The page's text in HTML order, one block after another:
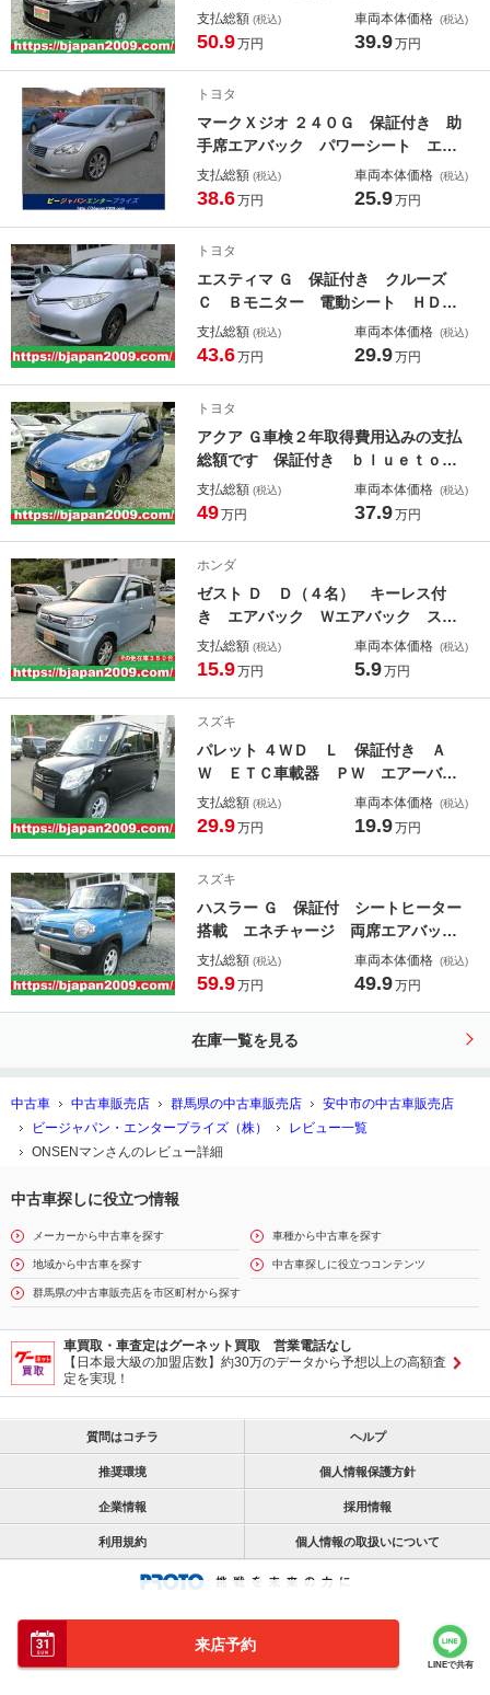
来店予約
LINEで共有
ェントキー キーレスエントリー メ
モリーナビ オートエアコン オート
ト 運転席エアバッグ フルフラット
シート
支払総額 (税込)
50.9万円
車両本体価格 (税込)
39.9万円
トヨタ
マークＸジオ ２４０Ｇ 保証付き 助
手席エアバック パワーシート エア
コン パワーウインドウ ＡＢＳ カ
ーテンエアバック キーレスエントリ
エアバック Ｂカメ
支払総額 (税込)
38.6万円
車両本体価格 (税込)
25.9万円
トヨタ
エスティマ Ｇ 保証付き クルーズ
Ｃ Ｂモニター 電動シート ＨＤＤ
ナビ Ｗエアコン エアバック スマ
キー エアコン ３列シート ＡＢ
盗難防止装置 ＰＳ
支払総額 (税込)
43.6万円
車両本体価格 (税込)
29.9万円
トヨタ
アクア Ｇ車検２年取得費用込みの支払
総額です 保証付き ｂｌｕｅｔｏｏ
ｔｈ 運転席シートヒーター Ａスト
ップ ＳＤナビゲーション スマ－ト
Ｏエアコン ナビＴＶ キーフリーシ
ステム ＥＴＣ
支払総額 (税込)
49万円
車両本体価格 (税込)
37.9万円
ホンダ
ゼスト Ｄ Ｄ（４名） キーレス付
き エアバック Ｗエアバック スマ
ートキー付き ＰＷ アルミホイー
ル オ－トエアコン パワステ ベン
支払総額 (税込)
15.9万円
車両本体価格 (税込)
5.9万円
スズキ
パレット ４ＷＤ Ｌ 保証付き Ａ
Ｗ ＥＴＣ車載器 ＰＷ エアーバッ
グ 盗難防止 ＰＳ フルフラッ
ト キーレス ＡＣ ベンチシー
ュアルエアバック
支払総額 (税込)
29.9万円
車両本体価格 (税込)
19.9万円
スズキ
ハスラー Ｇ 保証付 シートヒーター
搭載 エネチャージ 両席エアバッ
ク イモビライザー エアバック 横
滑防止装置 フルフラットシート キ
ＡＢＳ付 ワンセグ
支払総額 (税込)
59.9万円
車両本体価格 (税込)
49.9万円
在庫一覧を見る
中古車 中古車販売店 群馬県の中古車販売店
安中市の中古車販売店
ビージャパン・エンタープライズ（株）
レビュー一覧
ONSENマンさんのレビュー詳細
中古車探しに役立つ情報
メーカーから中古車を探す 車種から中古車を探す
地域から中古車を探す 中古車探しに役立つコンテンツ
群馬県の中古車販売店を市区町村から探す
車買取・車査定はグーネット買取 営業電話なし
【日本最大級の加盟店数】約30万のデータから予想以上の高額査
定を実現！
質問はコチラ ヘルプ
推奨環境 個人情報保護方針
企業情報 採用情報
利用規約 個人情報の取扱いについて